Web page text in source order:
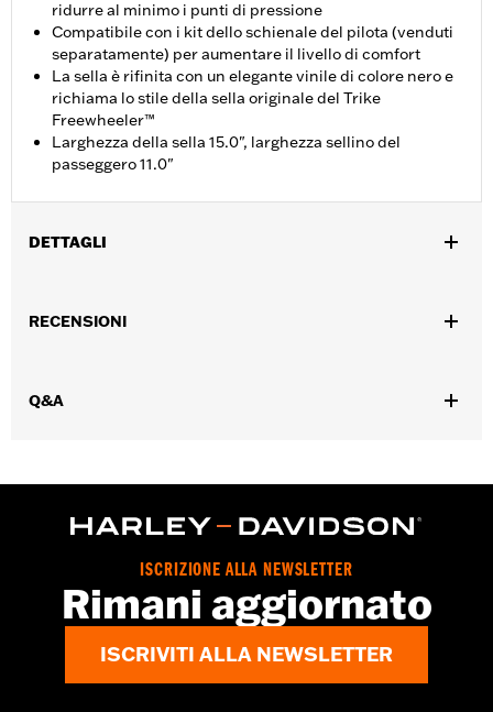
ridurre al minimo i punti di pressione
Compatibile con i kit dello schienale del pilota (venduti
separatamente) per aumentare il livello di comfort
La sella è rifinita con un elegante vinile di colore nero e
richiama lo stile della sella originale del Trike
Freewheeler™
Larghezza della sella 15.0", larghezza sellino del
passeggero 11.0"
DETTAGLI
Istruzioni di installazione
Contenuto della confezione:
Sella, cinghia di appiglio e staffa
RECENSIONI
Q&A
ISCRIZIONE ALLA NEWSLETTER
Rimani aggiornato
ISCRIVITI ALLA NEWSLETTER